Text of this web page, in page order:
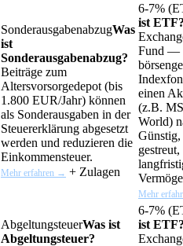
SonderausgabenabzugWas
ist
Sonderausgabenabzug?
Beiträge zum
Altersvorsorgedepot (bis
1.800 EUR/Jahr) können
als Sonderausgaben in der
Steuererklärung abgesetzt
werden und reduzieren die
Einkommensteuer.
Mehr erfahren → + Zulagen
6-7% (
ist
Fund —
einen
(z.B.
World)
Mehr
AbgeltungsteuerWas ist
Abgeltungsteuer?
6-7% (
ist